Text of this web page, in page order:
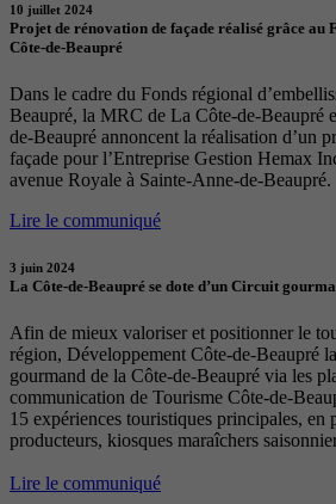
10 juillet 2024
Projet de rénovation de façade réalisé grâce au
Côte-de-Beaupré
Dans le cadre du Fonds régional
Beaupré, la MRC de La Côte-de-Beaupré
de-Beaupré annoncent la réalisation d’un
façade pour l’Entreprise Gestion Hemax
avenue Royale à Sainte-Anne-de-Beaupré.
Lire le communiqué
3 juin 2024
La Côte-de-Beaupré se dote d’un Circuit
Afin de mieux valoriser et positionner le
région, Développement Côte-de-Beaupré
gourmand de la Côte-de-Beaupré via les
communication de Tourisme Côte-de-
15 expériences touristiques principales, en
producteurs, kiosques maraîchers
Lire le communiqué